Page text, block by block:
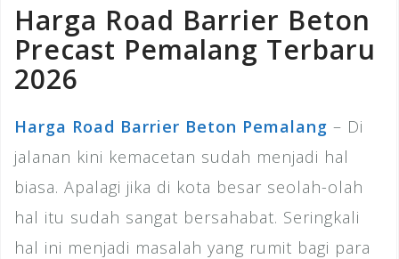
Harga Road Barrier Beton
Precast Pemalang Terbaru
2026
Harga Road Barrier Beton Pemalang – Di
jalanan kini kemacetan sudah menjadi hal
biasa. Apalagi jika di kota besar seolah-olah
hal itu sudah sangat bersahabat. Seringkali
hal ini menjadi masalah yang rumit bagi para